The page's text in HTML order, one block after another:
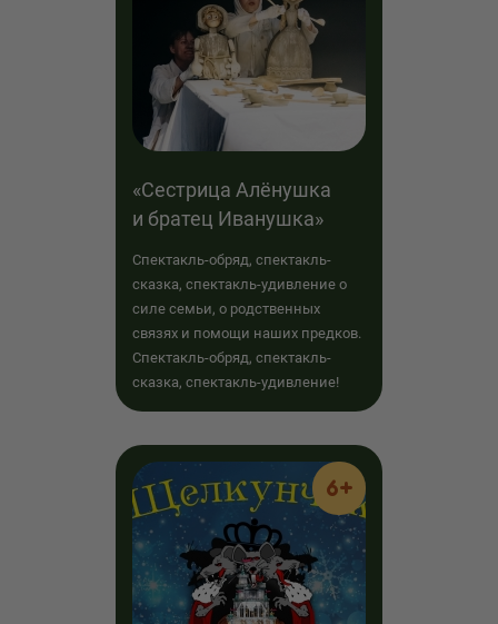
«Сестрица Алёнушка
и братец Иванушка»
Спектакль-обряд, спектакль-
сказка, спектакль-удивление о
силе семьи, о родственных
связях и помощи наших предков.
Спектакль-обряд, спектакль-
сказка, спектакль-удивление!
6+